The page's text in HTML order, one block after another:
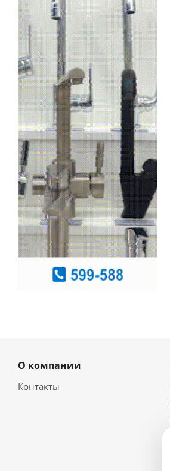
О компании
Контакты